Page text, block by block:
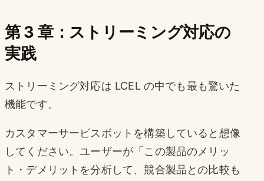
第 3 章：ストリーミング対応の
実践
ストリーミング対応は LCEL の中でも最も驚いた
機能です。
カスタマーサービスボットを構築していると想像
してください。ユーザーが「この製品のメリッ
ト・デメリットを分析して、競合製品との比較も